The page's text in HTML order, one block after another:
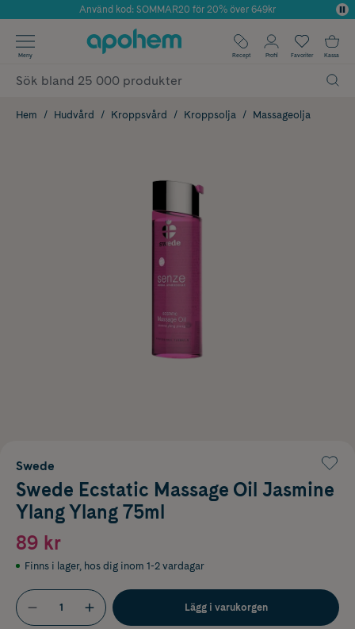
Årets Butik 2025 inom Skönhet
Använd kod: SOMMAR20 för 20% över 649kr
✓ Fri frakt
✓ Poäng på alla köp*
Meny Recept Profil Favoriter Kassa
Hem Hudvård Kroppsvård Kroppsolja Massageolja
Swede
Swede Ecstatic Massage Oil Jasmine
Ylang Ylang 75ml
89 kr
Finns i lager, hos dig inom 1-2 vardagar
Lägg i varukorgen